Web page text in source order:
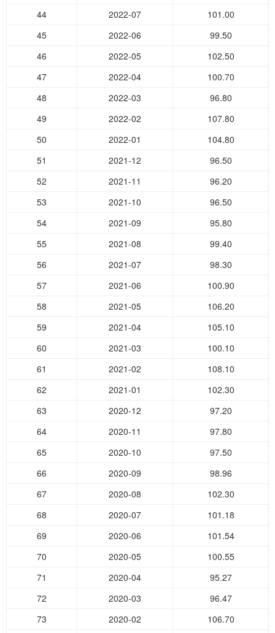
44 2022-07
101.00
45
2022-06
99.50
46
2022-05
102.50
47
2022-04
100.70
48
2022-03
96.80
49
2022-02
107.80
50
2022-01
104.80
51
2021-12
96.50
52
2021-11
96.20
53
2021-10
96.50
54
2021-09
95.80
55
2021-08
99.40
56
2021-07
98.30
57
2021-06
100.90
58
2021-05
106.20
59
2021-04
105.10
60
2021-03
100.10
61
2021-02
108.10
62
2021-01
102.30
63
2020-12
97.20
64
2020-11
97.80
65
2020-10
97.50
66
2020-09
98.96
67
2020-08
102.30
68
2020-07
101.18
69
2020-06
101.54
70
2020-05
100.55
71
2020-04
95.27
72
2020-03
96.47
73
2020-02
106.70